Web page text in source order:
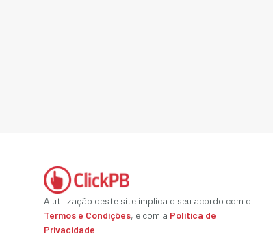
A utilização deste site implica o seu acordo com o
Termos e Condições, e com a Política de
Privacidade.